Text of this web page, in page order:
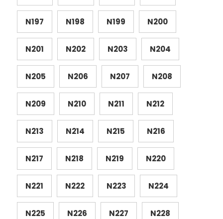
N197 N198 N199 N200
N201 N202 N203 N204
N205 N206 N207 N208
N209 N210 N211 N212
N213 N214 N215 N216
N217 N218 N219 N220
N221 N222 N223 N224
N225 N226 N227 N228